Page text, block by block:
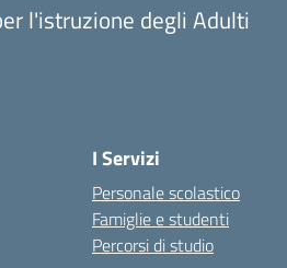
l'istruzione degli Adulti
I Servizi
Personale scolastico
Famiglie e studenti
Percorsi di studio